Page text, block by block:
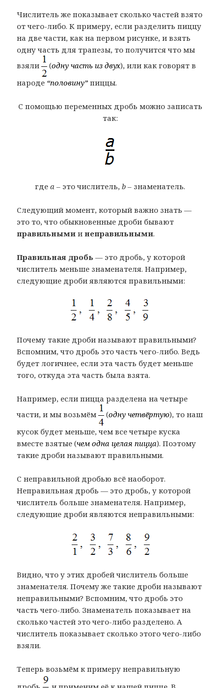
Числитель же показывает сколько частей взято
от чего-либо. К примеру, если разделить пиццу
на две части, как на первом рисунке, и взять
одну часть для трапезы, то получится что мы
взяли
(одну часть из двух), или как говорят в
народе “половину” пиццы.
С помощью переменных дробь можно записать
так:
где a – это числитель, b – знаменатель.
Следующий момент, который важно знать —
это то, что обыкновенные дроби бывают
правильными инеправильными.
Правильная дробь — это дробь, у которой
числитель меньше знаменателя. Например,
следующие дроби являются правильными:
Почему такие дроби называют правильными?
Вспомним, что дробь это часть чего-либо. Ведь
будет логичнее, если эта часть будет меньше
того, откуда эта часть была взята.
Например, если пицца разделена на четыре
части, и мы возьмём
(одну четвёртую), то наш
кусок будет меньше, чем все четыре куска
вместе взятые (чем одна целая пицца). Поэтому
такие дроби называют правильными.
С неправильной дробью всё наоборот.
Неправильная дробь — это дробь, у которой
числитель больше знаменателя. Например,
следующие дроби являются неправильными:
Видно, что у этих дробей числитель больше
знаменателя. Почему же такие дроби называют
неправильными? Вспомним, что дробь это
часть чего-либо. Знаменатель показывает на
сколько частей это чего-либо разделено. А
числитель показывает сколько этого чего-либо
взяли.
Теперь возьмём к примеру неправильную